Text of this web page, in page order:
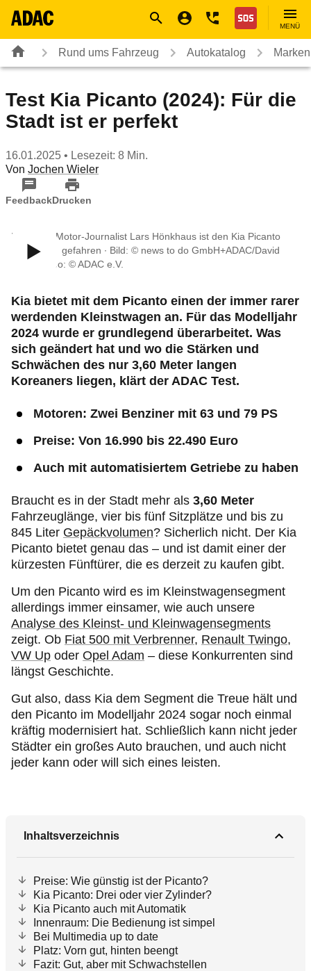
Nothilfe
MENÜ
Rund ums Fahrzeug Autokatalog
Test Kia Picanto (2024): Für die
Stadt ist er perfekt
16.01.2025 • Lesezeit: 8 Min.
Von Jochen Wieler
FeedbackDrucken
Im Video: Motor-Journalist Lars Hönkhaus ist den Kia Picanto
ausführlich gefahren ∙ Bild: © news to do GmbH+ADAC/David
Klein, Video: © ADAC e.V.
Kia bietet mit dem Picanto einen der immer rarer
werdenden Kleinstwagen an. Für das Modelljahr
2024 wurde er grundlegend überarbeitet. Was
sich geändert hat und wo die Stärken und
Schwächen des nur 3,60 Meter langen
Koreaners liegen, klärt der ADAC Test.
Motoren: Zwei Benziner mit 63 und 79 PS
Preise: Von 16.990 bis 22.490 Euro
Auch mit automatisiertem Getriebe zu haben
Braucht es in der Stadt mehr als 3,60 Meter
Fahrzeuglänge, vier bis fünf Sitzplätze und bis zu
845 Liter Gepäckvolumen? Sicherlich nicht. Der Kia
Picanto bietet genau das – und ist damit einer der
kürzesten Fünftürer, die es derzeit zu kaufen gibt.
Um den Picanto wird es im Kleinstwagensegment
allerdings immer einsamer, wie auch unsere
Analyse des Kleinst- und Kleinwagensegments
zeigt. Ob Fiat 500 mit Verbrenner, Renault Twingo,
VW Up oder Opel Adam – diese Konkurrenten sind
längst Geschichte.
Gut also, dass Kia dem Segment die Treue hält und
den Picanto im Modelljahr 2024 sogar noch einmal
kräftig modernisiert hat. Schließlich kann nicht jeder
Städter ein großes Auto brauchen, und auch nicht
jeder kann oder will sich eines leisten.
Inhaltsverzeichnis
Preise: Wie günstig ist der Picanto?
Kia Picanto: Drei oder vier Zylinder?
Kia Picanto auch mit Automatik
Innenraum: Die Bedienung ist simpel
Bei Multimedia up to date
Platz: Vorn gut, hinten beengt
Fazit: Gut, aber mit Schwachstellen